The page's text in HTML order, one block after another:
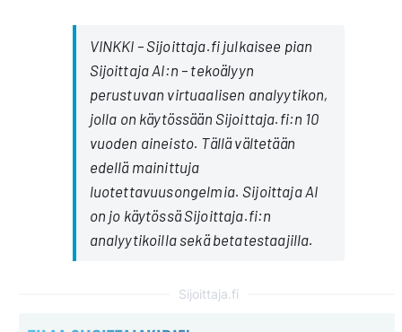
VINKKI – Sijoittaja.fi julkaisee pian
Sijoittaja AI:n – tekoälyyn
perustuvan virtuaalisen analyytikon,
jolla on käytössään Sijoittaja.fi:n 10
vuoden aineisto. Tällä vältetään
edellä mainittuja
luotettavuusongelmia. Sijoittaja AI
on jo käytössä Sijoittaja.fi:n
analyytikoilla sekä betatestaajilla.
Sijoittaja.fi